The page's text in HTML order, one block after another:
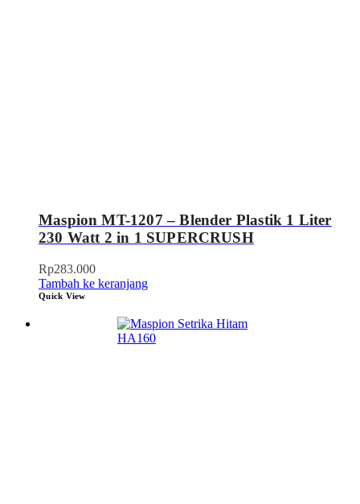
Maspion MT-1207 – Blender Plastik 1 Liter
230 Watt 2 in 1 SUPERCRUSH
Rp283.000
Tambah ke keranjang
Quick View